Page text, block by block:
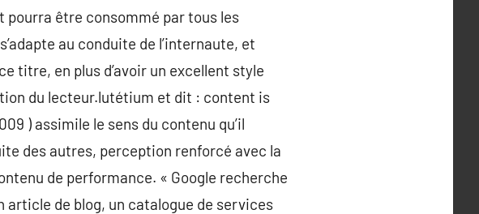
pourra être consommé par tous les
au conduite de l’internaute, et
titre, en plus d’avoir un excellent style
du lecteur.lutétium et dit : content is
) assimile le sens du contenu qu’il
des autres, perception renforcé avec la
de performance. « Google recherche
article de blog, un catalogue de services